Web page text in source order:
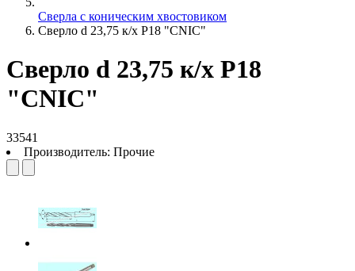
Сверла с коническим хвостовиком
Сверло d 23,75 к/х Р18 "CNIC"
Сверло d 23,75 к/х Р18
"CNIC"
33541
Производитель: Прочие